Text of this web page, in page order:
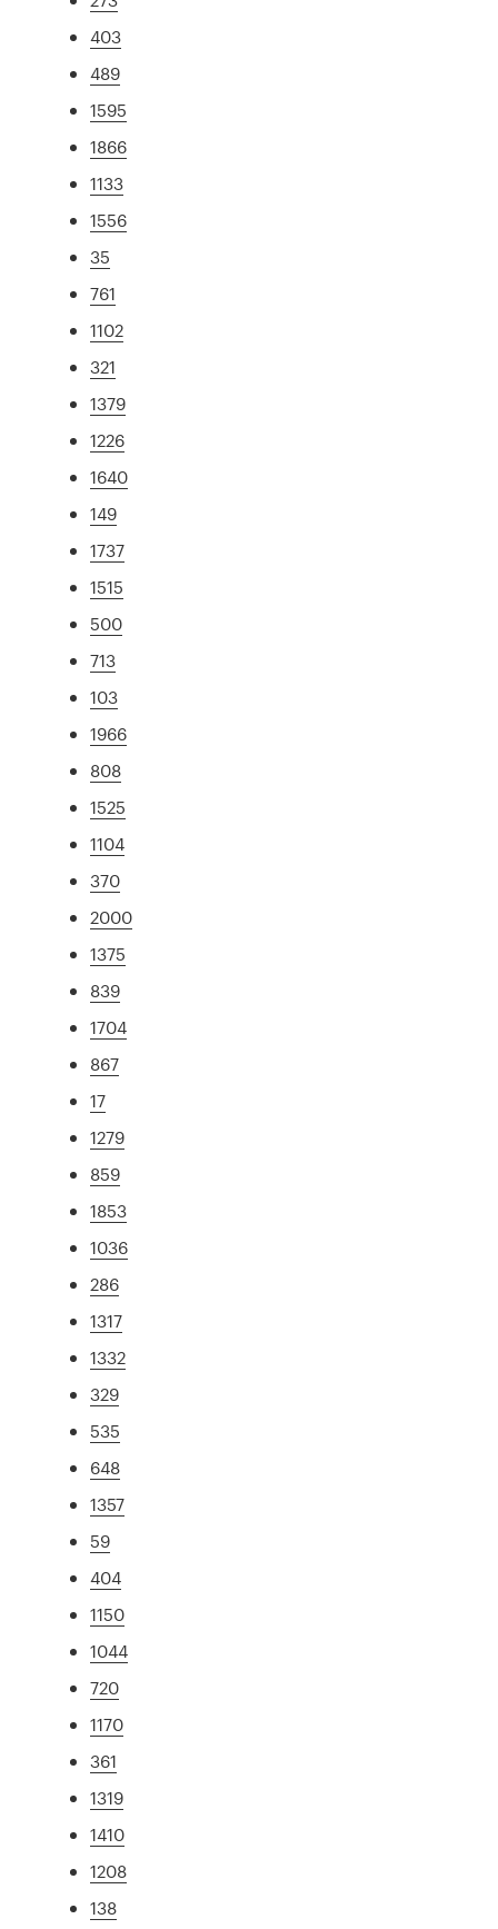
403
489
1595
1866
1133
1556
35
761
1102
321
1379
1226
1640
149
1737
1515
500
713
103
1966
808
1525
1104
370
2000
1375
839
1704
867
17
1279
859
1853
1036
286
1317
1332
329
535
648
1357
59
404
1150
1044
720
1170
361
1319
1410
1208
138